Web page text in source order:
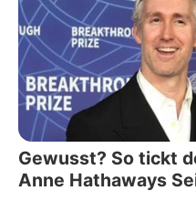
Gewusst? So tickt
Anne Hathaways